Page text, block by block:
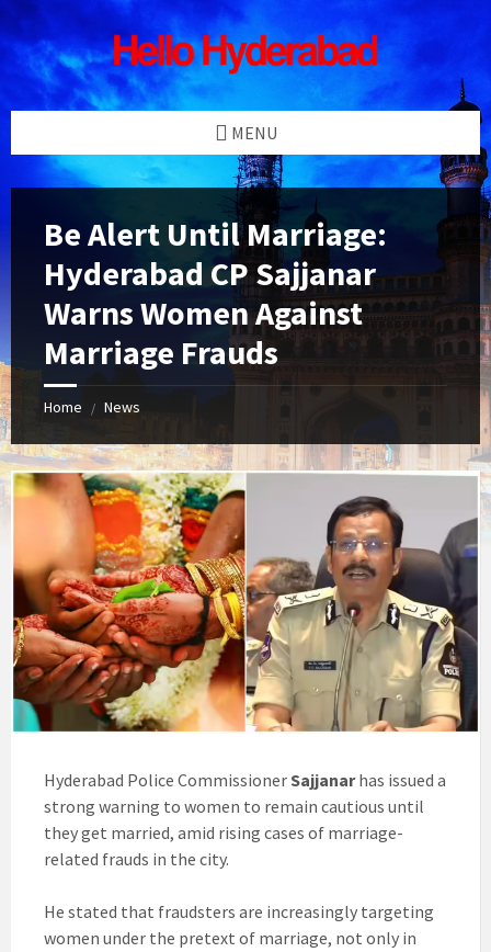
Skip
to
content
Skip
to
left
sidebar
Skip
to
right
sidebar
Skip
to
footer
MENU
Be Alert Until Marriage:
Hyderabad CP Sajjanar
Warns Women Against
Marriage Frauds
Home / News
Hyderabad Police CommissionerSajjanarhas issued a
strong warning to women to remain cautious until
they get married, amid rising cases of marriage-
related frauds in the city.
He stated that fraudsters are increasingly targeting
women under the pretext of marriage, not only in